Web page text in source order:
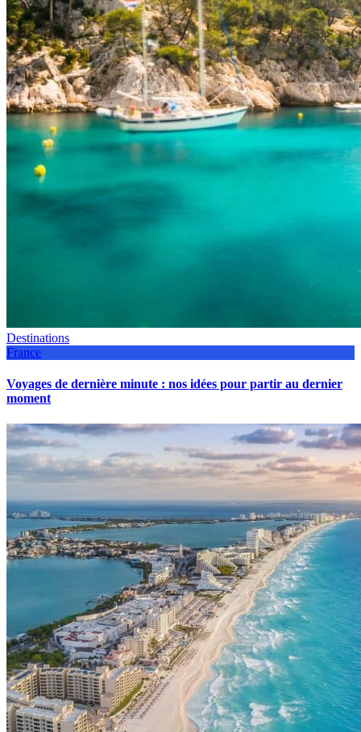
Destinations
France
Voyages de dernière minute : nos idées pour partir au dernier
moment